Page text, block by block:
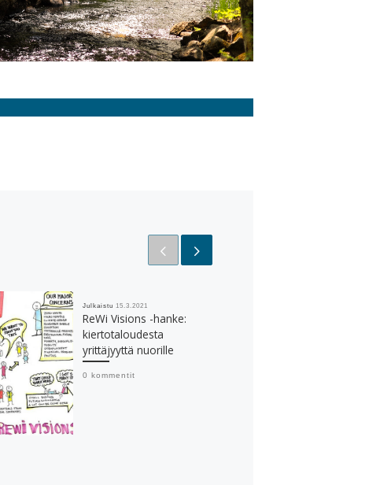
Julkaistu 15.3.2021
ReWi Visions -hanke:
kiertotaloudesta
yrittäjyyttä nuorille
0 kommentit